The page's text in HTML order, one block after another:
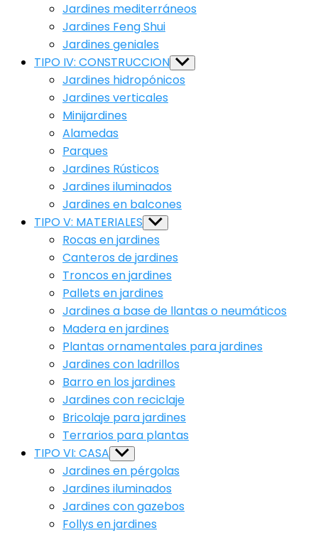
Jardines mediterráneos
Jardines Feng Shui
Jardines geniales
TIPO IV: CONSTRUCCION Show
sub
menu
Jardines hidropónicos
Jardines verticales
Minijardines
Alamedas
Parques
Jardines Rústicos
Jardines iluminados
Jardines en balcones
TIPO V: MATERIALES Show
sub
menu
Rocas en jardines
Canteros de jardines
Troncos en jardines
Pallets en jardines
Jardines a base de llantas o neumáticos
Madera en jardines
Plantas ornamentales para jardines
Jardines con ladrillos
Barro en los jardines
Jardines con reciclaje
Bricolaje para jardines
Terrarios para plantas
TIPO VI: CASA Show
sub
menu
Jardines en pérgolas
Jardines iluminados
Jardines con gazebos
Follys en jardines